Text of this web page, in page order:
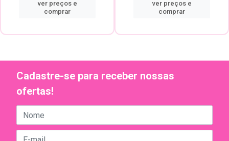
ver preços e
comprar
ver preços e
comprar
Cadastre-se para receber nossas
ofertas!